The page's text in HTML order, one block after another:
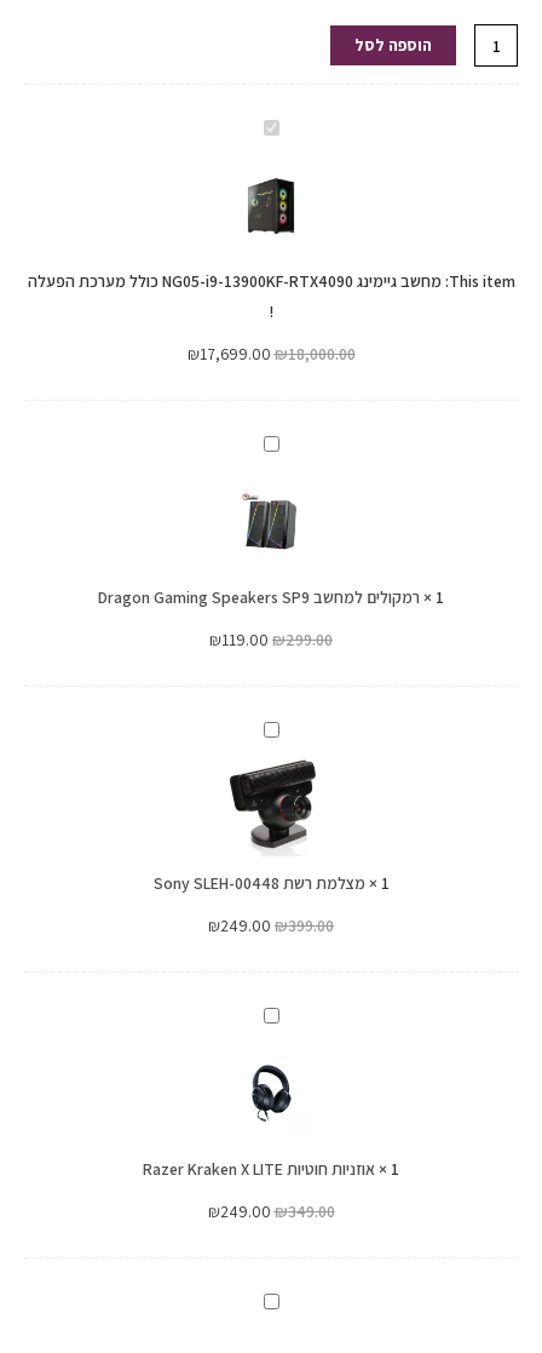
כמות
של
כולל
הוספה לסל
מחשב
NG05-
i9-
RTX4090
כולל
!
This item:
מחשב גיימינג NG05-i9-13900KF-RTX4090 כולל מערכת הפעלה
!
₪18,000.00
₪17,699.00
רמקולים
Dragon
Gaming
SP9
1
× רמקולים למחשב Dragon Gaming Speakers SP9
₪299.00
₪119.00
מצלמת
רשת
Sony
SLEH-
00448
1
× מצלמת רשת Sony SLEH-00448
₪399.00
₪249.00
אוזניות
Razer
Kraken
LITE
1
× אוזניות ‏חוטיות Razer Kraken X LITE
₪349.00
₪249.00
מוט